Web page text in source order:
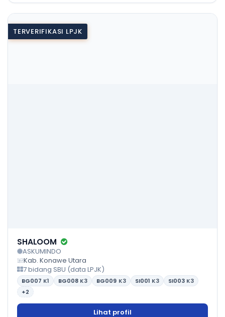
TERVERIFIKASI LPJK
SHALOOM
ASKUMINDO
Kab. Konawe Utara
7 bidang SBU (data LPJK)
BG007 K1 BG008 K3 BG009 K3 SI001 K3 SI003 K3
+2
Lihat profil